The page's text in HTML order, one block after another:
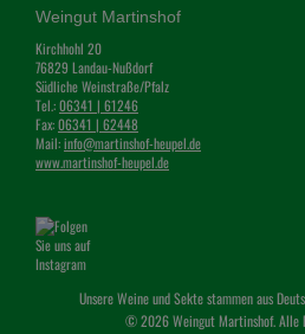
Weingut Martinshof
Kirchhohl 20
76829 Landau-Nußdorf
Südliche Weinstraße/Pfalz
Tel.:06341 | 61246
Fax:06341 | 62448
Mail:info@martinshof-heupel.de
www.martinshof-heupel.de
Unsere Weine und Sekte stammen aus
© 2026 Weingut Martinshof. Alle